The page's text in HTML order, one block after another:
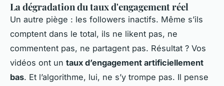
La dégradation du taux d'engagement réel
Un autre piège : les followers inactifs. Même s’ils
comptent dans le total, ils ne likent pas, ne
commentent pas, ne partagent pas. Résultat ? Vos
vidéos ont un taux d’engagement artificiellement
bas. Et l’algorithme, lui, ne s’y trompe pas. Il pense